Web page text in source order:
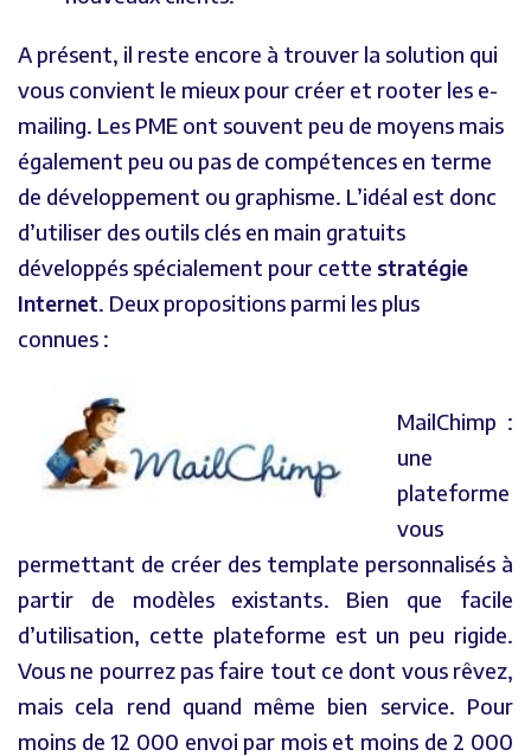
A présent, il reste encore à trouver la solution qui
vous convient le mieux pour créer et rooter les e-
mailing. Les PME ont souvent peu de moyens mais
également peu ou pas de compétences en terme
de développement ou graphisme. L’idéal est donc
d’utiliser des outils clés en main gratuits
développés spécialement pour cette stratégie
Internet. Deux propositions parmi les plus
connues :
MailChimp :
une
plateforme
vous
permettant de créer des template personnalisés à
partir de modèles existants. Bien que facile
d’utilisation, cette plateforme est un peu rigide.
Vous ne pourrez pas faire tout ce dont vous rêvez,
mais cela rend quand même bien service. Pour
moins de 12 000 envoi par mois et moins de 2 000